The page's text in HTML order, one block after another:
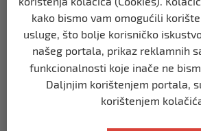
uhapsiti kozu”
prije 10 mjeseci
REGION
Vučić dramatično:
Srbije je spremna”
prije 10 mjeseci
kako bismo vam omogućili
usluge, što bolje korisničko
našeg portala, prikaz reklamnih
funkcionalnosti koje inače ne
Daljnjim korištenjem portala,
korištenjem